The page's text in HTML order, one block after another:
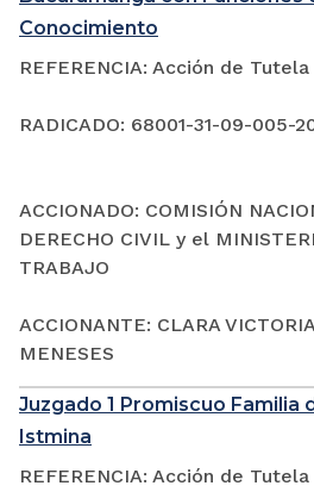
Conocimiento
REFERENCIA: Acción de Tutela
RADICADO: 68001-31-09-005-
ACCIONADO: COMISIÓN
DERECHO CIVIL y el
TRABAJO
ACCIONANTE: CLARA
MENESES
Juzgado 1 Promiscuo Familia
Istmina
REFERENCIA: Acción de